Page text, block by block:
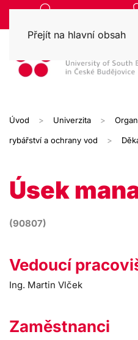
Přejít na hlavní obsah
Úvod Univerzita
rybářství a ochrany vod
Úsek
(90807)
Vedoucí
Ing. Martin Vlček
Zaměstnanci